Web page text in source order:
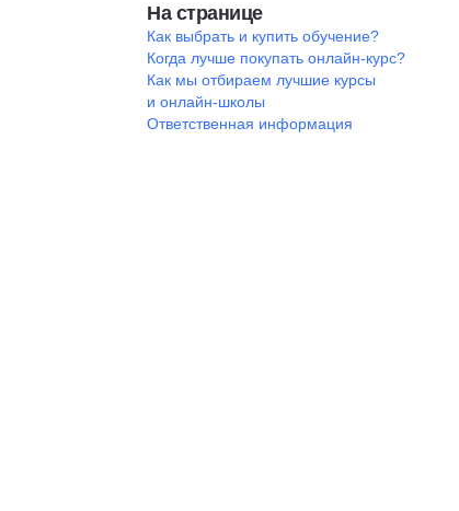
На странице
Как выбрать и купить обучение?
Когда лучше покупать онлайн-курс?
Как мы отбираем лучшие курсы
и онлайн-школы
Ответственная информация